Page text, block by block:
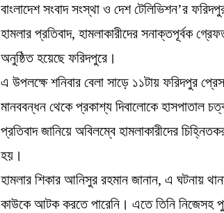
বাংলাদেশ সংবাদ সংস্থা ও দেশ টেলিভিশন’র
হামলার প্রতিবাদ, হামলাকারীদের সনাক্তপূর্বক
অনুষ্ঠিত হয়েছে ফরিদপুরে।
এ উপলক্ষে শনিবার বেলা সাড়ে ১১টায় ফরিদপুর
মানববন্ধন থেকে প্রকাশ্য দিবালোকে হাসপাতাল
প্রতিবাদ জানিয়ে অবিলম্বে হামলাকারীদের
হয়।
হামলার শিকার আনিসুর রহমান জানান, এ ঘটনায়
কাউকে আটক করতে পারেনি। এতে তিনি নিজেসহ